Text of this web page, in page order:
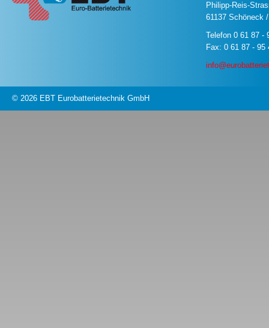
Philipp-Reis-
61137 Schöneck
Telefon 0 61 87 -
Fax: 0 61 87 - 95
© 2026 EBT Eurobatterietechnik GmbH